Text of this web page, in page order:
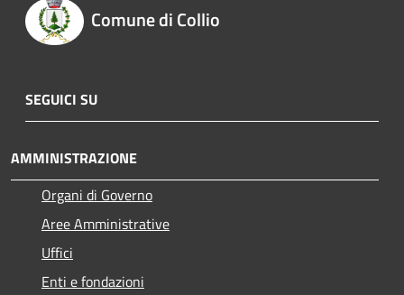
Comune di Collio
SEGUICI SU
AMMINISTRAZIONE
Organi di Governo
Aree Amministrative
Uffici
Enti e fondazioni